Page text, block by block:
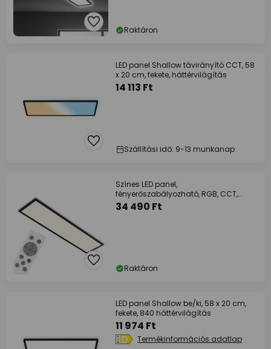
Raktáron
LED panel Shallow távirányító CCT, 58
x 20 cm, fekete, háttérvilágítás
14 113 Ft
Szállítási idő: 9-13 munkanap
Színes LED panel,
fényerőszabályozható, RGB, CCT,
100x25cm
34 490 Ft
Raktáron
LED panel Shallow be/ki, 58 x 20 cm,
fekete, 840 háttérvilágítás
11 974 Ft
Termékinformációs adatlap